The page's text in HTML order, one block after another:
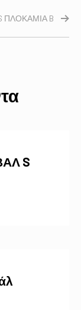
ΠΛΟΚΑΜΙΑ B
S